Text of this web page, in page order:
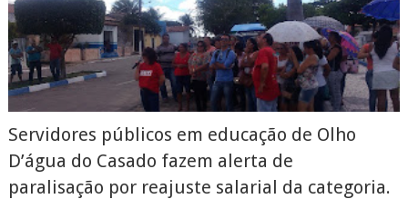
Servidores públicos em educação de Olho
D’água do Casado fazem alerta de
paralisação por reajuste salarial da categoria.